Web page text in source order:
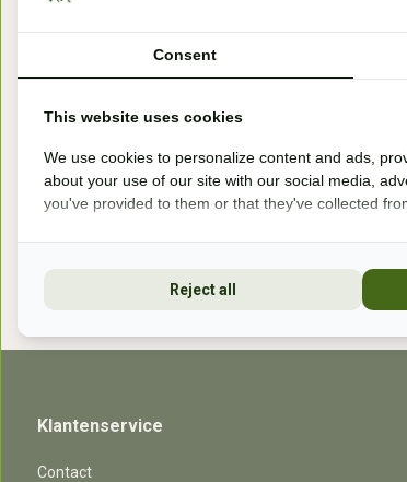
Bezoek onze winkel
Openingstijden
Klantenservice
Contact
Consent
This website uses cookies
We use cookies to personalize content and ads,
about your use of our site with our social media,
you've provided to them or that they've collected
Reject all